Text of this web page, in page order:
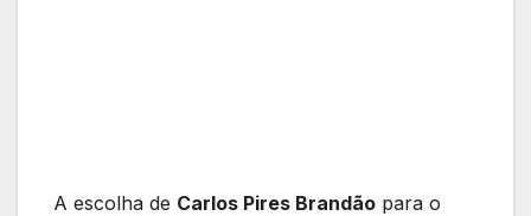
A escolha de Carlos Pires Brandão para o